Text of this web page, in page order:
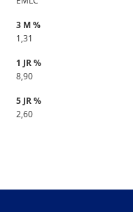
3 M %
1,31
1 JR %
8,90
5 JR %
2,60